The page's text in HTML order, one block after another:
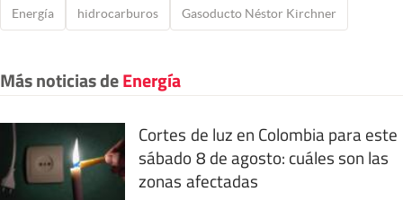
Energía hidrocarburos Gasoducto Néstor Kirchner
Más noticias deEnergía
Cortes de luz en Colombia para este
sábado 8 de agosto: cuáles son las
zonas afectadas